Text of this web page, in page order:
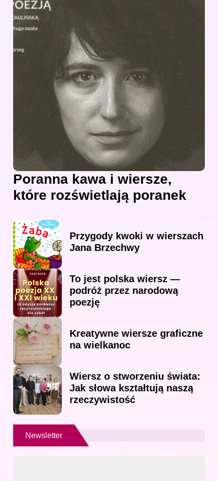
Poranna kawa i wiersze,
które rozświetlają poranek
Przygody kwoki w wierszach
Jana Brzechwy
To jest polska wiersz —
podróż przez narodową
poezję
Kreatywne wiersze graficzne
na wielkanoc
Wiersz o stworzeniu świata:
Jak słowa kształtują naszą
rzeczywistość
Newsletter